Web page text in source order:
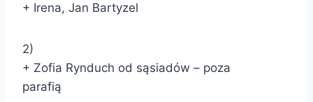
+ Irena, Jan Bartyzel
2)
+ Zofia Rynduch od sąsiadów – poza
parafią